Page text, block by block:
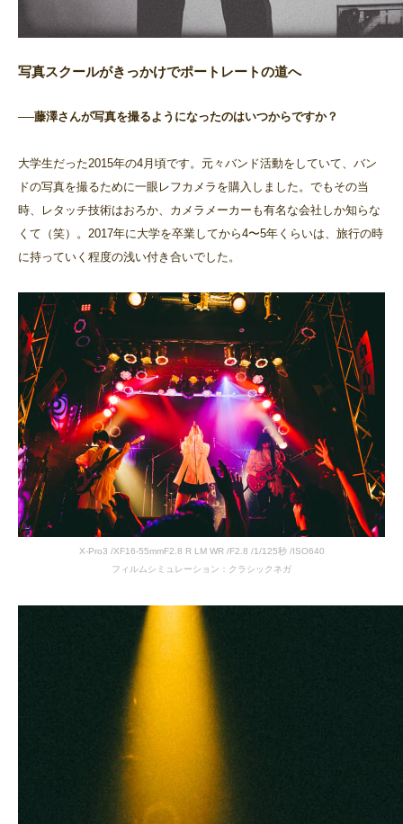
写真スクールがきっかけでポートレートの道へ
──藤澤さんが写真を撮るようになったのはいつからですか？
大学生だった2015年の4月頃です。元々バンド活動をしていて、バン
ドの写真を撮るために一眼レフカメラを購入しました。でもその当
時、レタッチ技術はおろか、カメラメーカーも有名な会社しか知らな
くて（笑）。2017年に大学を卒業してから4〜5年くらいは、旅行の時
に持っていく程度の浅い付き合いでした。
X-Pro3 /XF16-55mmF2.8 R LM WR /F2.8 /1/125秒 /ISO640
フィルムシミュレーション：クラシックネガ